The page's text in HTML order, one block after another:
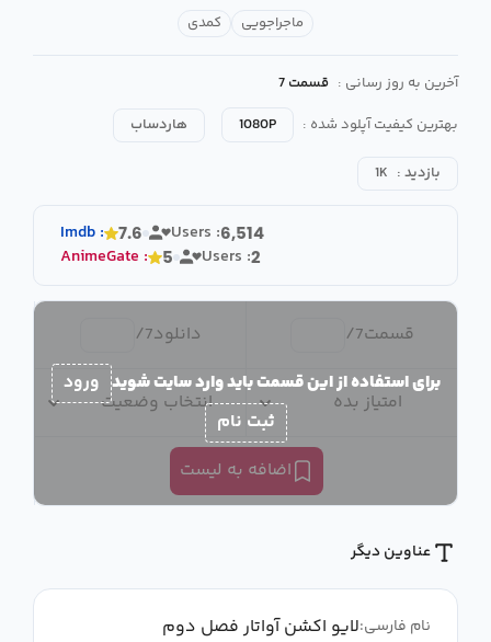
ماجراجویی کمدی
آخرین به روز رسانی : قسمت 7
بهترین کیفیت آپلود شده :
1080P هاردساب
بازدید : 1K
Imdb : 7.6 Users :6,514
AnimeGate : 5 Users :2
قسمت7
/ دانلود7
/
امتیاز بده انتخاب وضعیت
اضافه به لیست
برای استفاده از این قسمت باید وارد سایت شوید ورود
ثبت نام
عناوین دیگر
نام فارسی:لایو اکشن آواتار فصل دوم